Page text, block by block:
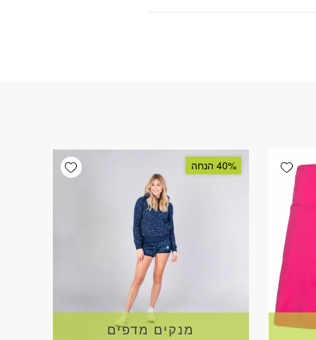
Add wishlist
Add wishlist 40% הנחה
מנקים מדפים